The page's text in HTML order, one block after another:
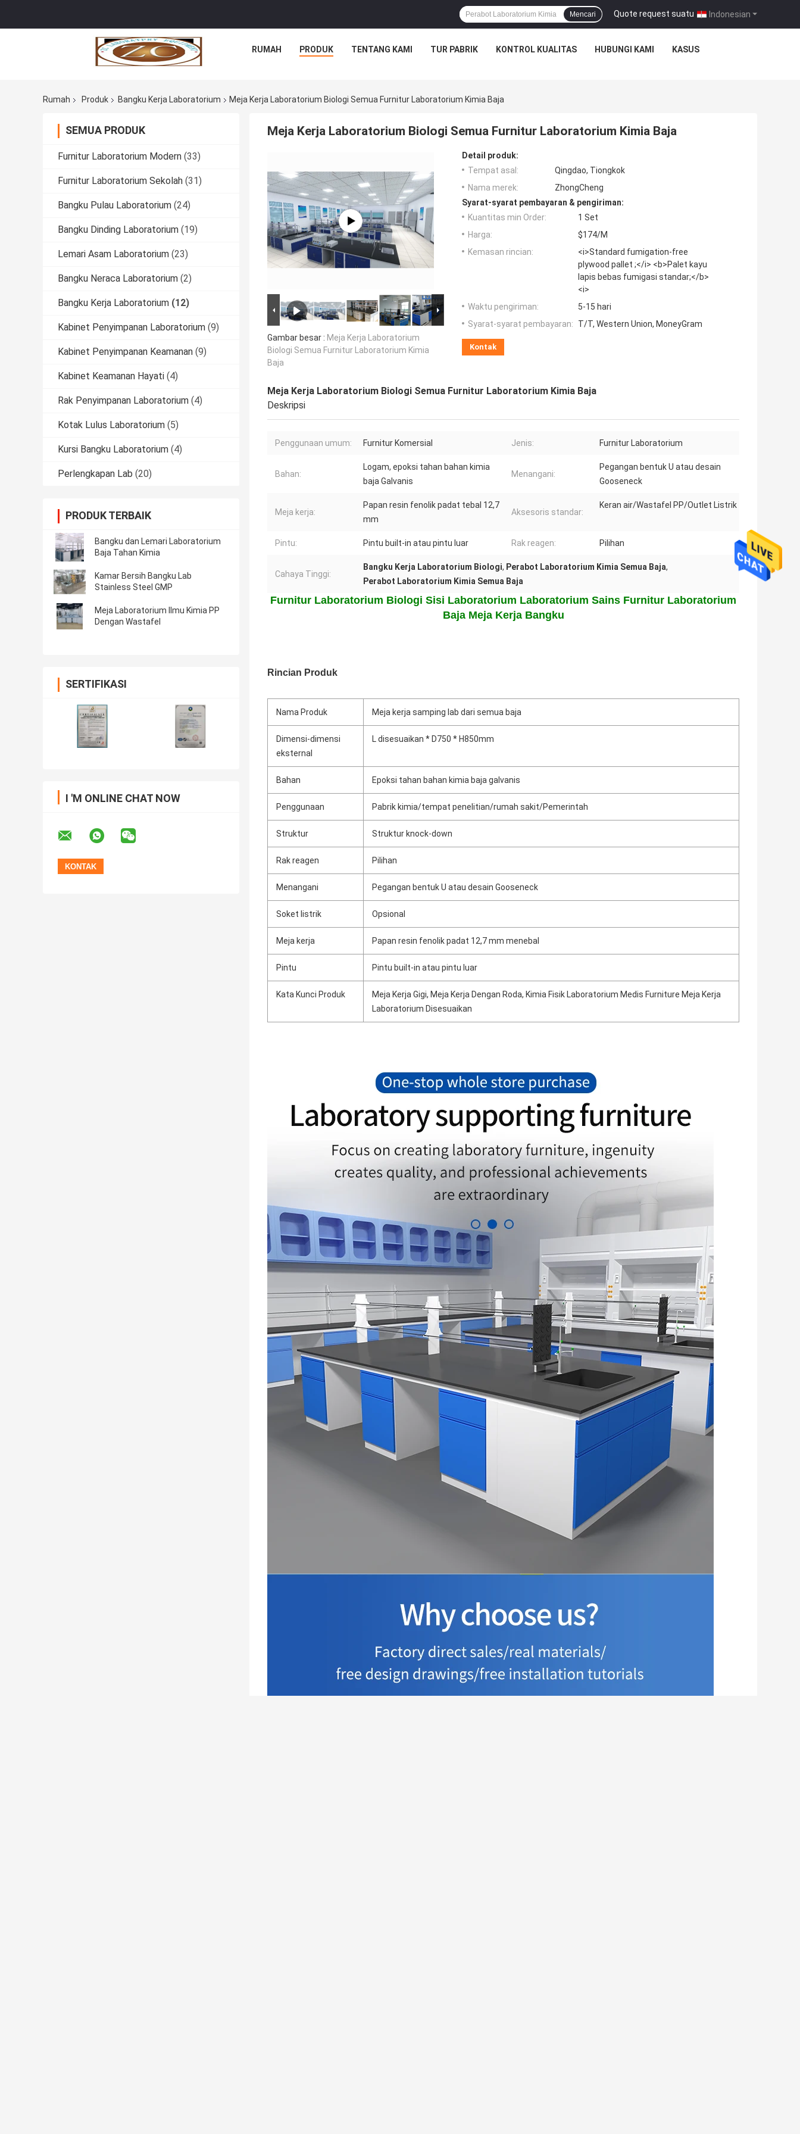
Indonesian
Quote request suatu |
Mencari
RUMAH PRODUK TENTANG KAMI TUR PABRIK KONTROL KUALITAS HUBUNGI KAMI KASUS
Rumah Produk Bangku Kerja Laboratorium Meja Kerja Laboratorium Biologi Semua Furnitur Laboratorium Kimia Baja
SEMUA PRODUK
Furnitur Laboratorium Modern (33)
Furnitur Laboratorium Sekolah (31)
Bangku Pulau Laboratorium (24)
Bangku Dinding Laboratorium (19)
Lemari Asam Laboratorium (23)
Bangku Neraca Laboratorium (2)
Bangku Kerja Laboratorium (12)
Kabinet Penyimpanan Laboratorium (9)
Kabinet Penyimpanan Keamanan (9)
Kabinet Keamanan Hayati (4)
Rak Penyimpanan Laboratorium (4)
Kotak Lulus Laboratorium (5)
Kursi Bangku Laboratorium (4)
Perlengkapan Lab (20)
PRODUK TERBAIK
Bangku dan Lemari Laboratorium
Baja Tahan Kimia
Kamar Bersih Bangku Lab
Stainless Steel GMP
Meja Laboratorium Ilmu Kimia PP
Dengan Wastafel
SERTIFIKASI
I 'M ONLINE CHAT NOW
Meja Kerja Laboratorium Biologi Semua Furnitur Laboratorium Kimia Baja
Gambar besar : Meja Kerja Laboratorium
Biologi Semua Furnitur Laboratorium Kimia
Baja
Detail produk:
Tempat asal:
Qingdao, Tiongkok
Nama merek:
ZhongCheng
Syarat-syarat pembayaran & pengiriman:
Kuantitas min Order:
1 Set
Harga:
$174/M
Kemasan rincian:
<i>Standard fumigation-free
plywood pallet ;</i> <b>Palet kayu
lapis bebas fumigasi standar;</b>
<i>
Waktu pengiriman:
5-15 hari
Syarat-syarat pembayaran:
T/T, Western Union, MoneyGram
Kontak
Meja Kerja Laboratorium Biologi Semua Furnitur Laboratorium Kimia Baja
Deskripsi
Penggunaan umum: Furnitur Komersial Jenis: Furnitur Laboratorium
Bahan:
Logam, epoksi tahan bahan kimia
baja Galvanis
Menangani:
Pegangan bentuk U atau desain
Gooseneck
Meja kerja:
Papan resin fenolik padat tebal 12,7
mm
Aksesoris standar:
Keran air/Wastafel PP/Outlet Listrik
Pintu: Pintu built-in atau pintu luar Rak reagen: Pilihan
Cahaya Tinggi:
Bangku Kerja Laboratorium Biologi, Perabot Laboratorium Kimia Semua Baja,
Perabot Laboratorium Kimia Semua Baja
Furnitur Laboratorium Biologi Sisi Laboratorium Laboratorium Sains Furnitur Laboratorium
Baja Meja Kerja Bangku
Rincian Produk
Nama Produk Meja kerja samping lab dari semua baja
Dimensi-dimensi
eksternal
L disesuaikan * D750 * H850mm
Bahan Epoksi tahan bahan kimia baja galvanis
Penggunaan Pabrik kimia/tempat penelitian/rumah sakit/Pemerintah
Struktur Struktur knock-down
Rak reagen Pilihan
Menangani Pegangan bentuk U atau desain Gooseneck
Soket listrik Opsional
Meja kerja Papan resin fenolik padat 12,7 mm menebal
Pintu Pintu built-in atau pintu luar
Kata Kunci Produk
Meja Kerja Gigi, Meja Kerja Dengan Roda, Kimia Fisik Laboratorium Medis Furniture Meja Kerja
Laboratorium Disesuaikan